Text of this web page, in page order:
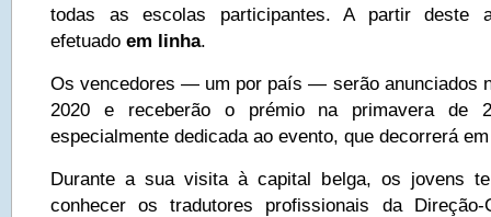
todas as escolas participantes. A partir deste
efetuado em linha.
Os vencedores — um por país — serão anunciados
2020 e receberão o prémio na primavera de
especialmente dedicada ao evento, que decorrerá
Durante a sua visita à capital belga, os jovens
conhecer os tradutores profissionais da